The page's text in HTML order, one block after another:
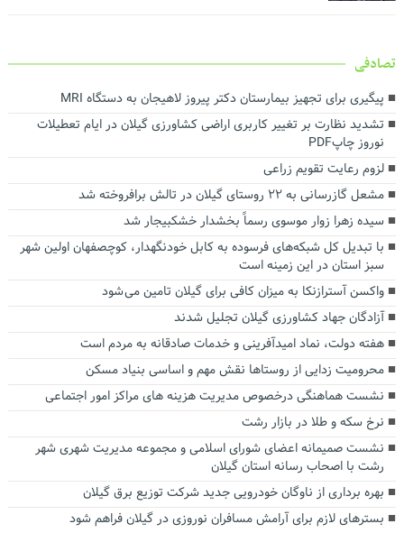
تصادفی
پیگیری برای تجهیز بیمارستان دکتر پیروز لاهیجان به دستگاه MRI
تشدید نظارت بر تغییر کاربری اراضی کشاورزی گیلان در ایام تعطیلات
نوروز چاپPDF
لزوم رعایت تقویم زراعی
مشعل گازرسانی به ۲۲ روستای گیلان در تالش برافروخته شد
سیده زهرا زوار موسوی رسماً بخشدار خشکبیجار شد
با تبدیل کل شبکه‌های فرسوده به کابل خودنگهدار، کوچصفهان اولین شهر
سبز استان در این زمینه است
واکسن آسترازنکا به میزان کافی برای گیلان تامین می شود
آزادگان جهاد کشاورزی گیلان تجلیل شدند
هفته دولت، نماد امیدآفرینی و خدمات صادقانه به مردم است
محرومیت زدایی از روستاها نقش مهم و اساسی بنیاد مسکن
نشست هماهنگی درخصوص مدیریت هزینه های مراکز امور اجتماعی
نرخ سکه و طلا در بازار رشت
نشست صمیمانه اعضای شورای اسلامی و مجموعه مدیریت شهری شهر
رشت با اصحاب رسانه استان گیلان
بهره برداری از ناوگان خودرویی جدید شرکت توزیع برق گیلان
بسترهای لازم برای آرامش مسافران نوروزی در گیلان فراهم شود